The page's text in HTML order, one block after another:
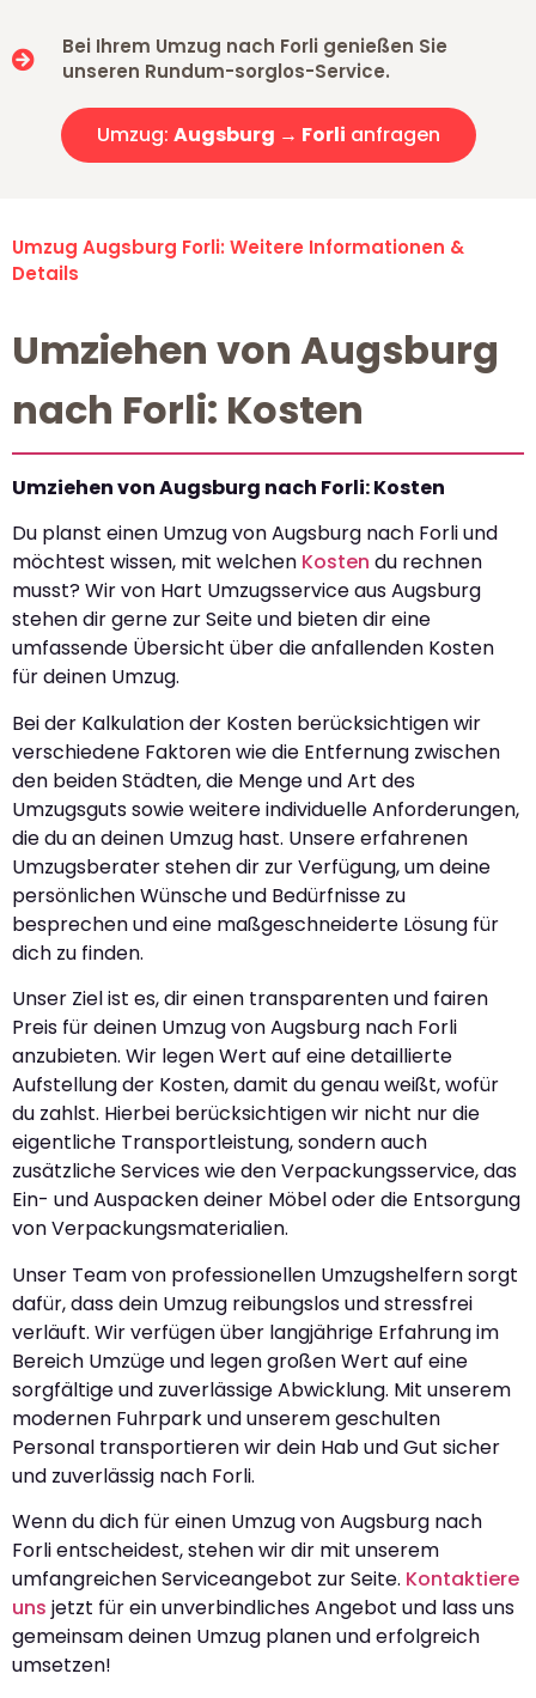
Bei Ihrem Umzug nach Forli genießen Sie
unseren Rundum-sorglos-Service.
Umzug: Augsburg → Forli anfragen
Umzug Augsburg Forli: Weitere Informationen &
Details
Umziehen von Augsburg
nach Forli: Kosten
Umziehen von Augsburg nach Forli: Kosten
Du planst einen Umzug von Augsburg nach Forli und
möchtest wissen, mit welchen Kosten du rechnen
musst? Wir von Hart Umzugsservice aus Augsburg
stehen dir gerne zur Seite und bieten dir eine
umfassende Übersicht über die anfallenden Kosten
für deinen Umzug.
Bei der Kalkulation der Kosten berücksichtigen wir
verschiedene Faktoren wie die Entfernung zwischen
den beiden Städten, die Menge und Art des
Umzugsguts sowie weitere individuelle Anforderungen,
die du an deinen Umzug hast. Unsere erfahrenen
Umzugsberater stehen dir zur Verfügung, um deine
persönlichen Wünsche und Bedürfnisse zu
besprechen und eine maßgeschneiderte Lösung für
dich zu finden.
Unser Ziel ist es, dir einen transparenten und fairen
Preis für deinen Umzug von Augsburg nach Forli
anzubieten. Wir legen Wert auf eine detaillierte
Aufstellung der Kosten, damit du genau weißt, wofür
du zahlst. Hierbei berücksichtigen wir nicht nur die
eigentliche Transportleistung, sondern auch
zusätzliche Services wie den Verpackungsservice, das
Ein- und Auspacken deiner Möbel oder die Entsorgung
von Verpackungsmaterialien.
Unser Team von professionellen Umzugshelfern sorgt
dafür, dass dein Umzug reibungslos und stressfrei
verläuft. Wir verfügen über langjährige Erfahrung im
Bereich Umzüge und legen großen Wert auf eine
sorgfältige und zuverlässige Abwicklung. Mit unserem
modernen Fuhrpark und unserem geschulten
Personal transportieren wir dein Hab und Gut sicher
und zuverlässig nach Forli.
Wenn du dich für einen Umzug von Augsburg nach
Forli entscheidest, stehen wir dir mit unserem
umfangreichen Serviceangebot zur Seite. Kontaktiere
uns jetzt für ein unverbindliches Angebot und lass uns
gemeinsam deinen Umzug planen und erfolgreich
umsetzen!